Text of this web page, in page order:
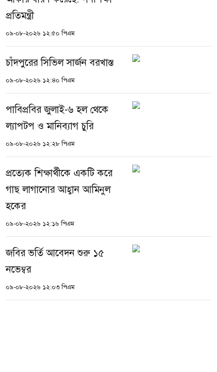
প্রতিমন্ত্রী
০৯-০৮-২০২৬ ১২:৫০ পিএম
চাঁদপুরের সিভিল সার্জন বরখাস্ত
০৯-০৮-২০২৬ ১২:৪০ পিএম
পাবিপ্রবির জুলাই-৬ হল থেকে
ল্যাপটপ ও মানিব্যাগ চুরি
০৯-০৮-২০২৬ ১২:২৮ পিএম
প্রত্যেক শিক্ষার্থীকে একটি করে
গাছ লাগানোর আহ্বান আমিনুল
হকের
০৯-০৮-২০২৬ ১২:১৬ পিএম
জবির ভর্তি আবেদন শুরু ১৫
নভেম্বর
০৯-০৮-২০২৬ ১২:০৩ পিএম